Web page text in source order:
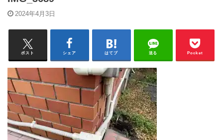
2024年4月3日
ポスト シェア はてブ 送る Pocket